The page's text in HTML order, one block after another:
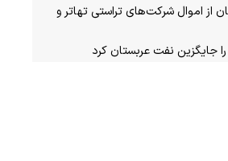
از اموال شرکت‌های تراستی تهاتر و
جایگزین نفت عربستان کرد